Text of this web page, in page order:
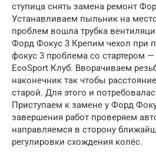
ступица снять замена ремонт
Устанавливаем пыльник на
проблем вошла трубка
Форд Фокус 3 Крепим чехол при
фокус 3 проблема со стартером
EcoSport Клуб. Вворачиваем
наконечник так чтобы
старой. Для этого и
Приступаем к замене у Форд
завершения работ проверяем
направляемся в сторону
регулировки схождения колёс.